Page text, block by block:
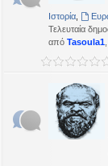
Ιστορία
Τελευταία
από Tasoula1